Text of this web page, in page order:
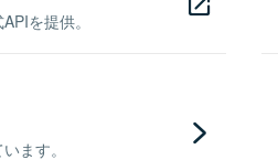
を提供。
ます。